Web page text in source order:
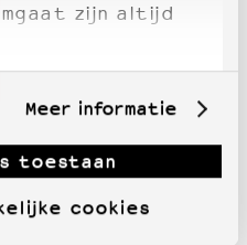
zijn altijd
Meer informatie
toestaan
cookies